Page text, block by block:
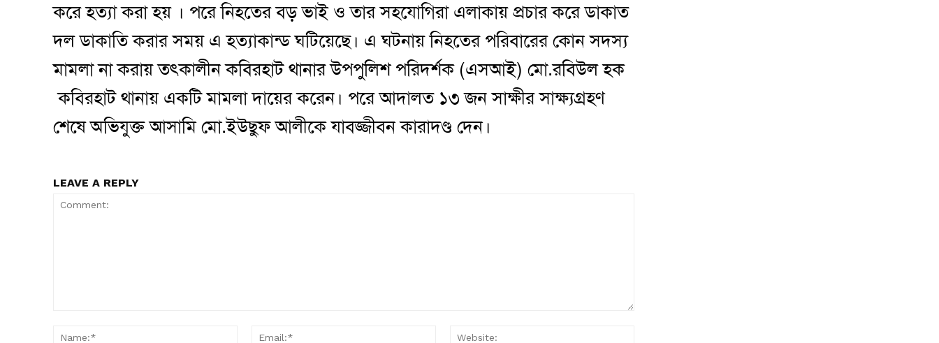
করে হত্যা করা হয় । পরে নিহতের বড় ভাই ও তার সহযোগিরা এলাকায় প্রচার করে ডাকাত
দল ডাকাতি করার সময় এ হত্যাকান্ড ঘটিয়েছে। এ ঘটনায় নিহতের পরিবারের কোন সদস্য
মামলা না করায় তৎকালীন কবিরহাট থানার উপপুলিশ পরিদর্শক (এসআই) মো.রবিউল হক
কবিরহাট থানায় একটি মামলা দায়ের করেন। পরে আদালত ১৩ জন সাক্ষীর সাক্ষ্যগ্রহণ
শেষে অভিযুক্ত আসামি মো.ইউছুফ আলীকে যাবজ্জীবন কারাদণ্ড দেন।
LEAVE A REPLY
Name:* Email:*